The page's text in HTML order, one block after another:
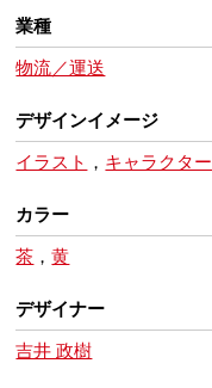
業種
物流／運送
デザインイメージ
イラスト ， キャラクター
カラー
茶 ，黄
デザイナー
吉井 政樹